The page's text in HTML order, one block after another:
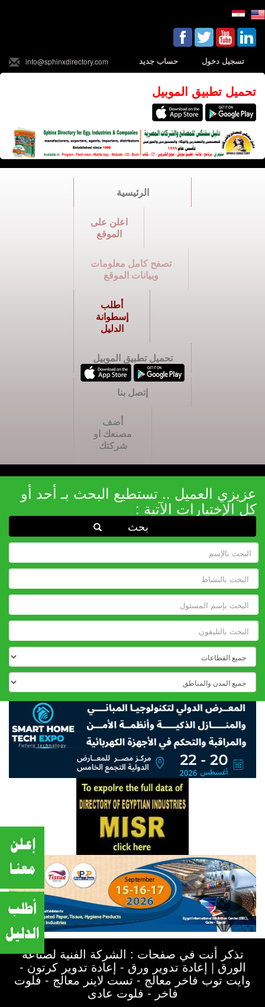
تسجيل دخول حساب جديد info@sphinxdirectory.com
تحميل تطبيق الموبيل
الرئيسية
اعلن على
الموقع
تصفح كامل معلومات
وبيانات الموقع
أطلب
إسطوانة
الدليل
تحميل تطبيق الموبيل
إتصل بنا
أضف
مصنعك او
شركتك
عزيزي العميل .. تستطيع البحث بـ أحد أو
كل الإختيارات الآتية :
تذكر أنت في صفحات : الشركة الفنية لصناعة
الورق | إعادة تدوير ورق - إعادة تدوير كرتون -
وايت توب فاخر معالج - تست لاينر معالج - فلوت
فاخر - فلوت عادى